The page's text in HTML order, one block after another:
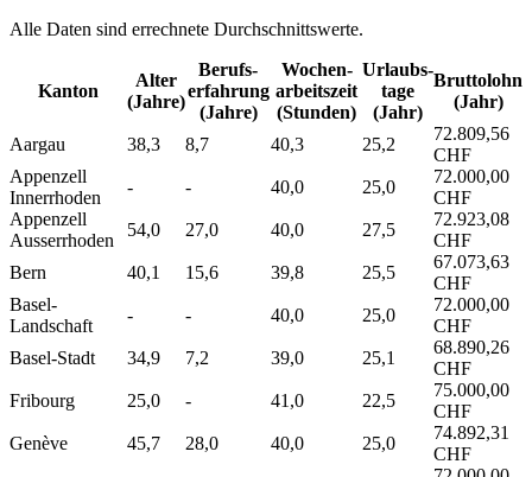
Alle Daten sind errechnete Durchschnittswerte.
Kanton
Alter
(Jahre)
Berufs­
erfahrung
(Jahre)
Wochen­
arbeitszeit
(Stunden)
Urlaubs­
tage
(Jahr)
Bruttolohn
(Jahr)
Aargau 38,3 8,7 40,3 25,2
72.809,56
CHF
Appenzell
Innerrhoden
- - 40,0 25,0
72.000,00
CHF
Appenzell
Ausserrhoden
54,0 27,0 40,0 27,5
72.923,08
CHF
Bern
40,1 15,6 39,8 25,5
67.073,63
CHF
Basel-
Landschaft
- - 40,0 25,0
72.000,00
CHF
Basel-Stadt
34,9 7,2 39,0 25,1
68.890,26
CHF
Fribourg
25,0 - 41,0 22,5
75.000,00
CHF
Genève
45,7 28,0 40,0 25,0
74.892,31
CHF